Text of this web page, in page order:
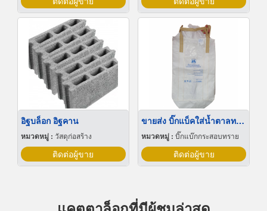
อิฐบล็อก อิฐคาน
หมวดหมู่ : วัสดุก่อสร้าง
ติดต่อผู้ขาย
ขายส่ง บิ๊กแบ็คใส่น้ำตาลทราย สมุทรปราการ
หมวดหมู่ : บิ๊กแบ๊กกระสอบทราย
ติดต่อผู้ขาย